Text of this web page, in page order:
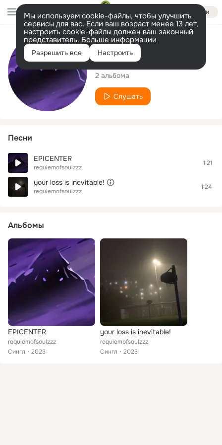
Войти
Мы используем cookie-файлы, чтобы улучшить
сервисы для вас. Если ваш возраст менее 13 лет,
настроить cookie-файлы должен ваш законный
представитель. Больше информации
Разрешить все Настроить
Исполнитель
requiemofsoulzzz
2 альбома
Слушать
Песни
EPICENTER
requiemofsoulzzz
1:21
your loss is inevitable!
requiemofsoulzzz
1:24
Альбомы
EPICENTER
requiemofsoulzzz
Сингл
2023
your loss is inevitable!
requiemofsoulzzz
Сингл
2023